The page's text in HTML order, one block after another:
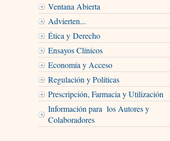
Ventana Abierta
Advierten...
Ética y Derecho
Ensayos Clínicos
Economía y Acceso
Regulación y Políticas
Prescripción, Farmacia y Utilización
Información para los Autores y
Colaboradores